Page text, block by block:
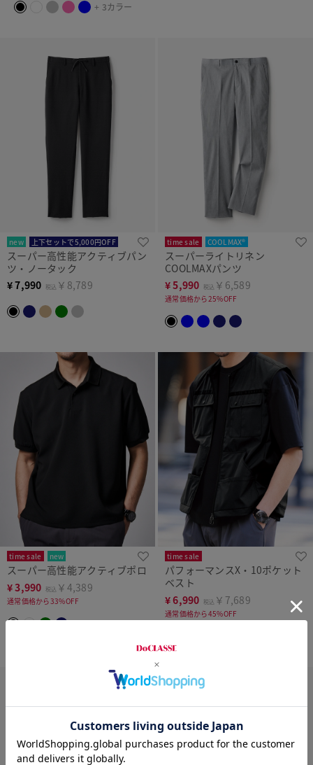
+ 3カラー
new 上下セットで5,000円OFF
スーパー高性能アクティブパン
ツ・ノータック
¥7,990 税込 ￥8,789
time sale COOLMAX®
スーパーライトリネン
COOLMAXパンツ
¥5,990 税込 ￥6,589
通常価格から25%OFF
time sale new
スーパー高性能アクティブポロ
¥3,990 税込 ￥4,389
通常価格から33%OFF
time sale
パフォーマンスX・10ポケット
ベスト
¥6,990 税込 ￥7,689
通常価格から45%OFF